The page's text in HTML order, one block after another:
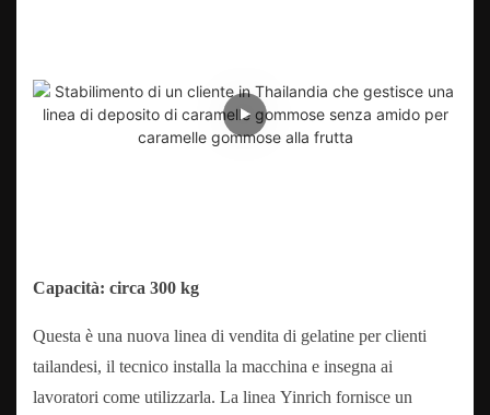
Capacità: circa 300 kg
Questa è una nuova linea di vendita di gelatine per clienti
tailandesi, il tecnico installa la macchina e insegna ai
lavoratori come utilizzarla. La linea Yinrich fornisce un